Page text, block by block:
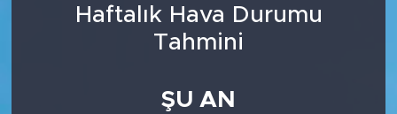
Haftalık Hava Durumu
Tahmini
ŞU AN
Tüm Manşetler